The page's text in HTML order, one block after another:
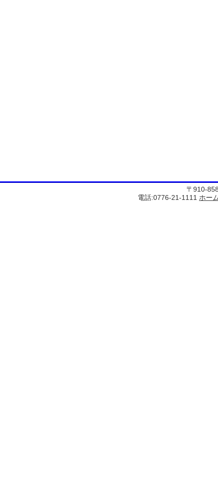
〒910-
電話:0776-21-1111 ホー